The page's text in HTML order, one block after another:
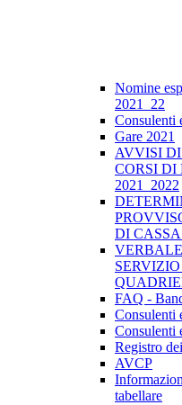
Nomine
2021_22
Consulenti
Gare 2021
AVVISI DI
CORSI DI
2021_2022
DI
FAQ -
Consulenti
Consulenti
Registro
AVCP
tabellare